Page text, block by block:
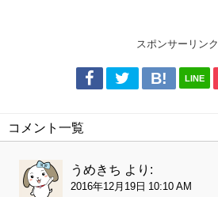
スポンサーリンク
LINE
コメント一覧
うめきち より:
2016年12月19日 10:10 AM